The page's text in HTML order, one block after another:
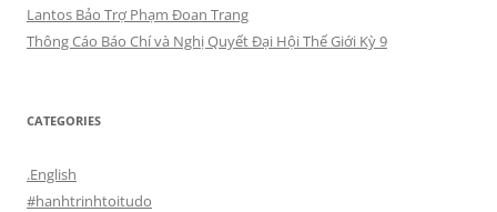
Lantos Bảo Trợ Phạm Đoan Trang
Thông Cáo Báo Chí và Nghị Quyết Đại Hội Thế Giới Kỳ 9
CATEGORIES
.English
#hanhtrinhtoitudo